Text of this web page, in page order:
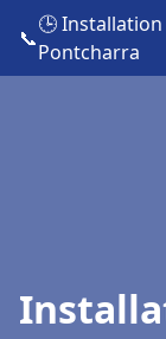
📞
🕒
Pontcharra